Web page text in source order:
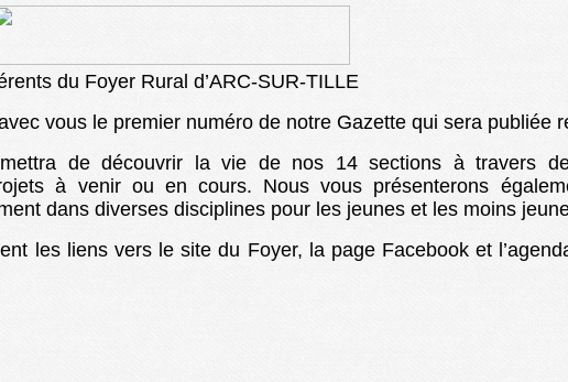
du Foyer Rural d’ARC-SUR-TILLE
vous le premier numéro de notre Gazette qui sera publiée
de découvrir la vie de nos 14 sections à travers
à venir ou en cours. Nous vous présenterons
dans diverses disciplines pour les jeunes et les moins
les liens vers le site du Foyer, la page Facebook et